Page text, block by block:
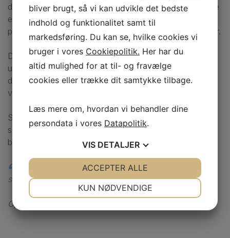
den forbindelse er blandt andet blevet indført, at der ikke
er krav om dobbeltdokumentation”, siger Birgitte Silkjær,
projektleder for kvalitetsudvikling i Danske Fodterapeuter.
Danske Fodterapeuters kurser i journalføring, som bliver
udbudt til efteråret, vil blandt andet tage udgangspunkt i
den nye bekendtgørelse og den sektorspecifikke
vejledning.
Styrelsen for Patientsikkerhed giver alle autoriserede
sundhedspersoner i Danmark besked om den nye
bekendtgørelse i e-boks omkring den 1. juli.
Ny bekendtgørelse om journalføring udvides med
sektorspecifikke instrukser. Foto: Mie Hampen
Opdateret 28. juni 2021
bliver brugt, så vi kan udvikle det bedste
indhold og funktionalitet samt til
markedsføring. Du kan se, hvilke cookies vi
bruger i vores Cookiepolitik. Her har du
altid mulighed for at til- og fravælge
cookies eller trække dit samtykke tilbage.
Læs mere om, hvordan vi behandler dine
persondata i vores Datapolitik.
VIS DETALJER
NEJ JA
KUN NØDVENDIGE
ACCEPTER ALLE